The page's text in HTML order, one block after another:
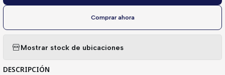
Comprar ahora
Mostrar stock de ubicaciones
DESCRIPCIÓN